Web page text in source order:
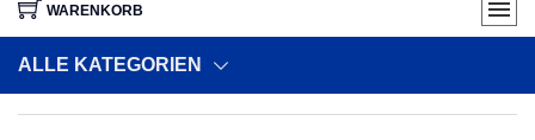
WARENKORB
ALLE KATEGORIEN